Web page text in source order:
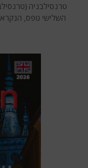
טרנסילבניה
השלישי טפס,